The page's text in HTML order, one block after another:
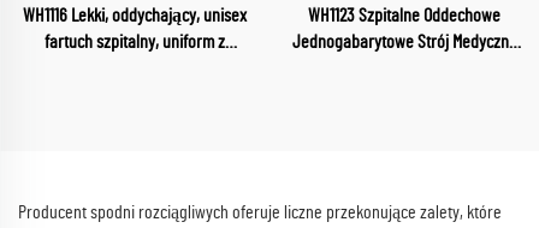
WH1116 Lekki, oddychający, unisex
fartuch szpitalny, uniform z
WH1123 Szpitalne Oddechowe
Jednogabarytowe Strój Medyczny
Producent spodni rozciągliwych oferuje liczne przekonujące zalety, które